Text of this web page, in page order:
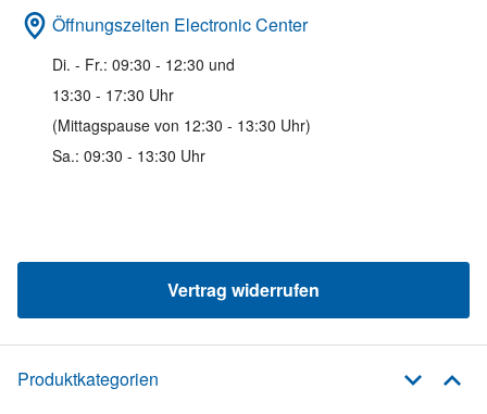
Öffnungszeiten Electronic Center
Di. - Fr.: 09:30 - 12:30 und
13:30 - 17:30 Uhr
(Mittagspause von 12:30 - 13:30 Uhr)
Sa.: 09:30 - 13:30 Uhr
Vertrag widerrufen
Produktkategorien